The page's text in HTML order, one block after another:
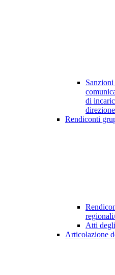
di
Rendiconti
Atti
Articolazione